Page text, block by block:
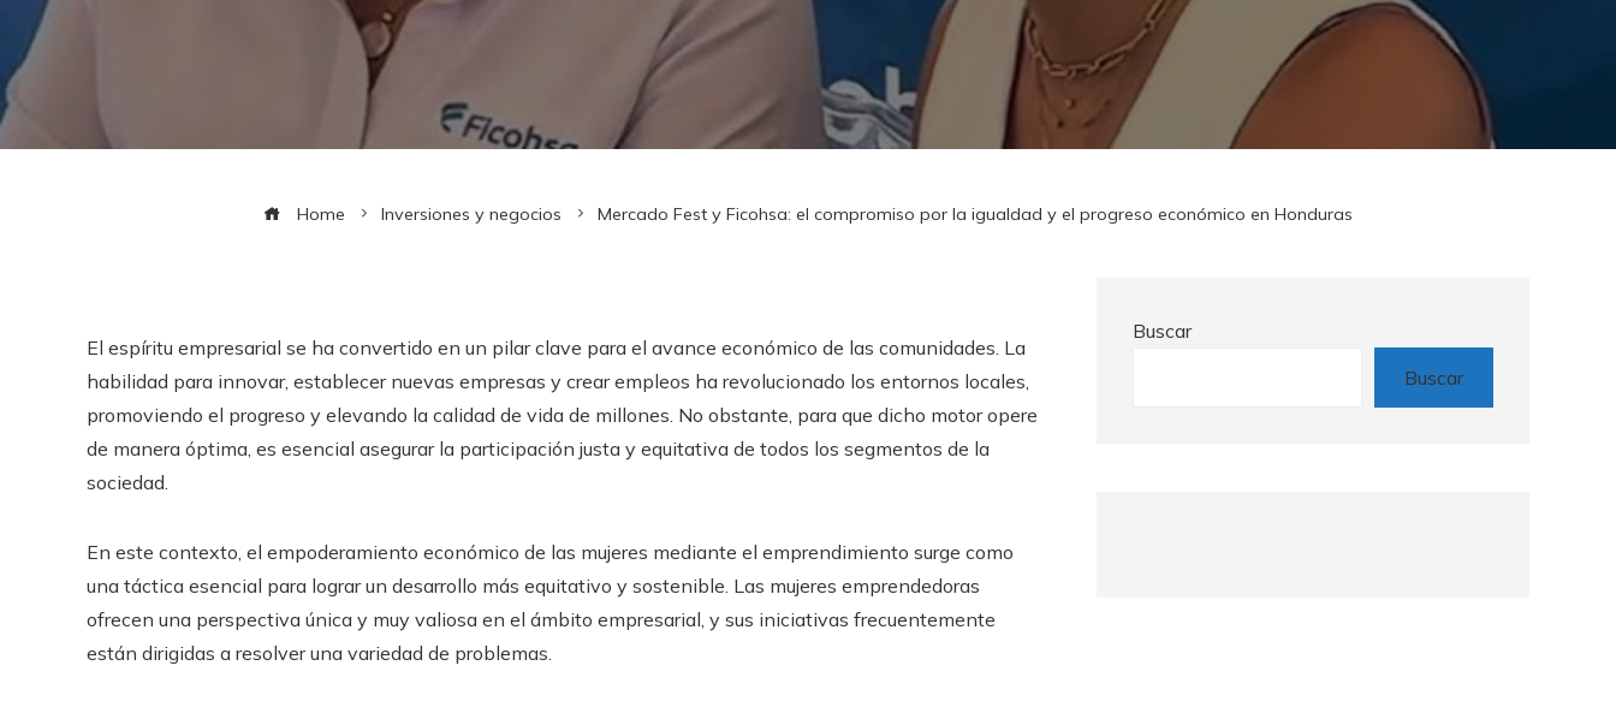
Home Inversiones y negocios Mercado Fest y Ficohsa: el compromiso por la igualdad y el progreso económico en Honduras
El espíritu empresarial se ha convertido en un pilar clave para el avance económico de las comunidades. La
habilidad para innovar, establecer nuevas empresas y crear empleos ha revolucionado los entornos locales,
promoviendo el progreso y elevando la calidad de vida de millones. No obstante, para que dicho motor opere
de manera óptima, es esencial asegurar la participación justa y equitativa de todos los segmentos de la
sociedad.
En este contexto, el empoderamiento económico de las mujeres mediante el emprendimiento surge como
una táctica esencial para lograr un desarrollo más equitativo y sostenible. Las mujeres emprendedoras
ofrecen una perspectiva única y muy valiosa en el ámbito empresarial, y sus iniciativas frecuentemente
están dirigidas a resolver una variedad de problemas.
Buscar
Buscar